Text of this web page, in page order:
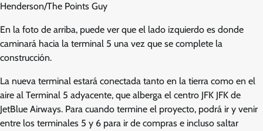
Henderson/The Points Guy
En la foto de arriba, puede ver que el lado izquierdo es donde
caminará hacia la terminal 5 una vez que se complete la
construcción.
La nueva terminal estará conectada tanto en la tierra como en el
aire al Terminal 5 adyacente, que alberga el centro JFK JFK de
JetBlue Airways. Para cuando termine el proyecto, podrá ir y venir
entre los terminales 5 y 6 para ir de compras e incluso saltar